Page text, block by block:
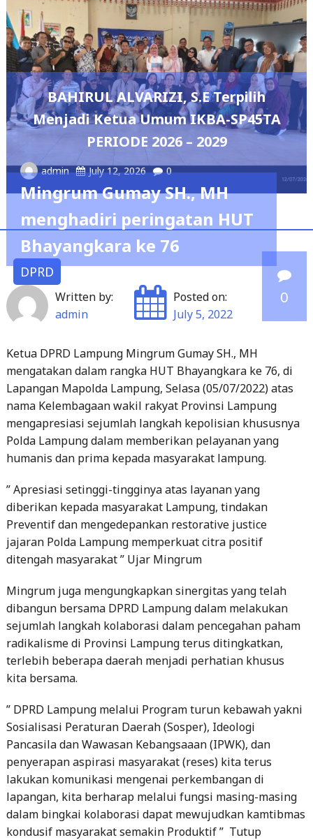
BAHIRUL ALVARIZI, S.E Terpilih
Menjadi Ketua Umum IKBA-SP45TA
PERIODE 2026 – 2029
admin July 12, 2026 0
DPRD
0
Mingrum Gumay SH., MH
menghadiri peringatan HUT
Bhayangkara ke 76
Written by:
admin
Posted on:
July 5, 2022
Ketua DPRD Lampung Mingrum Gumay SH., MH
mengatakan dalam rangka HUT Bhayangkara ke 76, di
Lapangan Mapolda Lampung, Selasa (05/07/2022) atas
nama Kelembagaan wakil rakyat Provinsi Lampung
mengapresiasi sejumlah langkah kepolisian khususnya
Polda Lampung dalam memberikan pelayanan yang
humanis dan prima kepada masyarakat lampung.
” Apresiasi setinggi-tingginya atas layanan yang
diberikan kepada masyarakat Lampung, tindakan
Preventif dan mengedepankan restorative justice
jajaran Polda Lampung memperkuat citra positif
ditengah masyarakat ” Ujar Mingrum
Mingrum juga mengungkapkan sinergitas yang telah
dibangun bersama DPRD Lampung dalam melakukan
sejumlah langkah kolaborasi dalam pencegahan paham
radikalisme di Provinsi Lampung terus ditingkatkan,
terlebih beberapa daerah menjadi perhatian khusus
kita bersama.
” DPRD Lampung melalui Program turun kebawah yakni
Sosialisasi Peraturan Daerah (Sosper), Ideologi
Pancasila dan Wawasan Kebangsaaan (IPWK), dan
penyerapan aspirasi masyarakat (reses) kita terus
lakukan komunikasi mengenai perkembangan di
lapangan, kita berharap melalui fungsi masing-masing
dalam bingkai kolaborasi dapat mewujudkan kamtibmas
kondusif masyarakat semakin Produktif ” Tutup